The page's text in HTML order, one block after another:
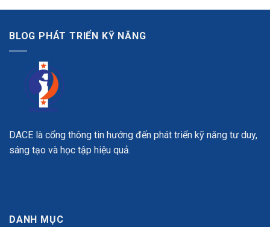
BLOG PHÁT TRIỂN KỸ NĂNG
DACE là cổng thông tin hướng đến phát triển kỹ năng tư duy,
sáng tạo và học tập hiệu quả.
DANH MỤC